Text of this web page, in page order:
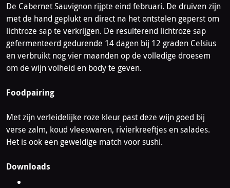
De Cabernet Sauvignon rijpte eind februari. De druiven zijn
met de hand geplukt en direct na het ontstelen geperst om
lichtroze sap te verkrijgen. De resulterend lichtroze sap
gefermenteerd gedurende 14 dagen bij 12 graden Celsius
en verbruikt nog vier maanden op de volledige droesem
om de wijn volheid en body te geven.
Foodpairing
Met zijn verleidelijke roze kleur past deze wijn goed bij
verse zalm, koud vleeswaren, rivierkreeftjes en salades.
Het is ook een geweldige match voor sushi.
Downloads